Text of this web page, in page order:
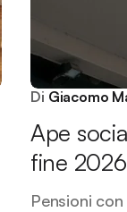
Di Giacomo
Ape
fine
Pensioni